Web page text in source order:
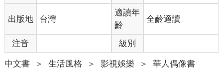
出版地 台灣
適讀年
齡
全齡適讀
注音 級別
中文書 ＞ 生活風格 ＞ 影視娛樂 ＞ 華人偶像書